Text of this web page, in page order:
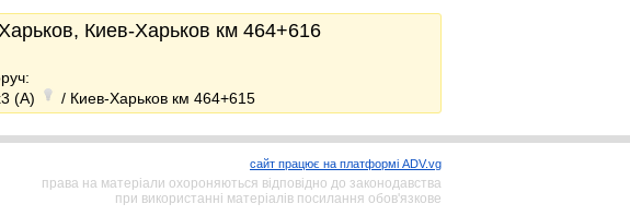
Киев-Харьков км 464+616
(A) / Киев-Харьков км 464+615
сайт працює на платформі ADV.vg
права на матеріали охороняються відповідно до законодавства
при використанні матеріалів посилання обов'язкове